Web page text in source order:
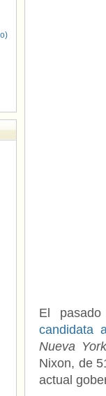
El
candidata
Nueva
Nixon, de
actual